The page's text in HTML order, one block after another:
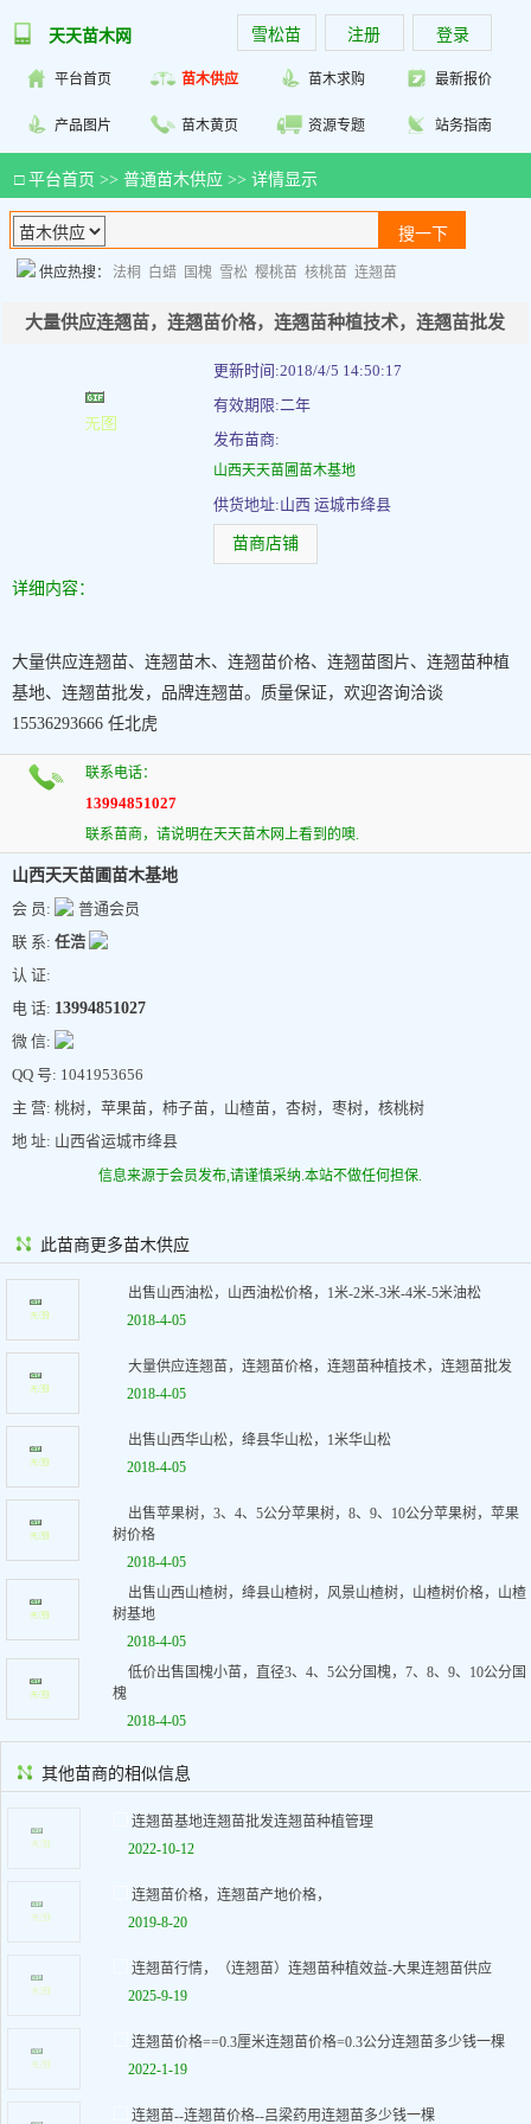
天天苗木网 雪松苗 注册 登录
平台首页 苗木供应 苗木求购 最新报价
产品图片 苗木黄页 资源专题 站务指南
□ 平台首页 >> 普通苗木供应 >> 详情显示
供应热搜： 法桐 白蜡 国槐 雪松 樱桃苗 核桃苗 连翘苗
大量供应连翘苗，连翘苗价格，连翘苗种植技术，连翘苗批发
更新时间:2018/4/5 14:50:17
有效期限:二年
发布苗商:
山西天天苗圃苗木基地
供货地址:山西 运城市绛县
苗商店铺
详细内容：
大量供应连翘苗、连翘苗木、连翘苗价格、连翘苗图片、连翘苗种植
基地、连翘苗批发，品牌连翘苗。质量保证，欢迎咨询洽谈
15536293666 任北虎
联系电话：
13994851027
联系苗商，请说明在天天苗木网上看到的噢.
山西天天苗圃苗木基地
会 员:
普通会员
联 系: 任浩
认 证:
电 话: 13994851027
微 信:
QQ 号: 1041953656
主 营: 桃树，苹果苗，柿子苗，山楂苗，杏树，枣树，核桃树
地 址: 山西省运城市绛县
信息来源于会员发布,请谨慎采纳.本站不做任何担保.
此苗商更多苗木供应
出售山西油松，山西油松价格，1米-2米-3米-4米-5米油松
2018-4-05
大量供应连翘苗，连翘苗价格，连翘苗种植技术，连翘苗批发
2018-4-05
出售山西华山松，绛县华山松，1米华山松
2018-4-05
出售苹果树，3、4、5公分苹果树，8、9、10公分苹果树，苹果
树价格
2018-4-05
出售山西山楂树，绛县山楂树，风景山楂树，山楂树价格，山楂
树基地
2018-4-05
低价出售国槐小苗，直径3、4、5公分国槐，7、8、9、10公分国
槐
2018-4-05
其他苗商的相似信息
连翘苗基地连翘苗批发连翘苗种植管理
2022-10-12
连翘苗价格，连翘苗产地价格，
2019-8-20
连翘苗行情，（连翘苗）连翘苗种植效益-大果连翘苗供应
2025-9-19
连翘苗价格==0.3厘米连翘苗价格=0.3公分连翘苗多少钱一棵
2022-1-19
连翘苗--连翘苗价格--吕梁药用连翘苗多少钱一棵